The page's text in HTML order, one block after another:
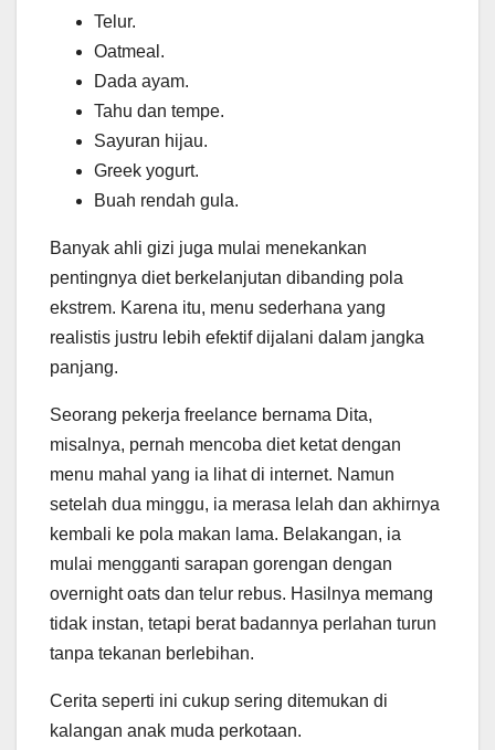
Telur.
Oatmeal.
Dada ayam.
Tahu dan tempe.
Sayuran hijau.
Greek yogurt.
Buah rendah gula.
Banyak ahli gizi juga mulai menekankan
pentingnya diet berkelanjutan dibanding pola
ekstrem. Karena itu, menu sederhana yang
realistis justru lebih efektif dijalani dalam jangka
panjang.
Seorang pekerja freelance bernama Dita,
misalnya, pernah mencoba diet ketat dengan
menu mahal yang ia lihat di internet. Namun
setelah dua minggu, ia merasa lelah dan akhirnya
kembali ke pola makan lama. Belakangan, ia
mulai mengganti sarapan gorengan dengan
overnight oats dan telur rebus. Hasilnya memang
tidak instan, tetapi berat badannya perlahan turun
tanpa tekanan berlebihan.
Cerita seperti ini cukup sering ditemukan di
kalangan anak muda perkotaan.